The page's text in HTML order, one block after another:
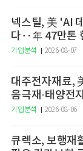
넥스틸, 美 'AI
다‥年 47만톤
기업분석 2026-08-07
대주전자재료,
음극재·태양전
기업분석 2026-08-06
큐렉소, 보행재